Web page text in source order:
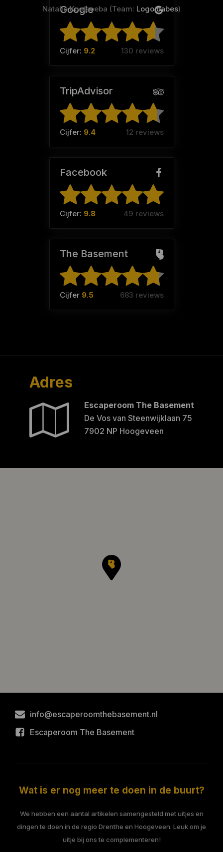
Natalie Koetsoeba (Team: Logo babes)
Google
Cijfer: 9.2 130 reviews
TripAdvisor
Cijfer: 9.4 12 reviews
Facebook
Cijfer: 9.8 49 reviews
The Basement
Cijfer 9.5 683 reviews
Adres
Escaperoom The Basement
De Vos van Steenwijklaan 75
7902 NP Hoogeveen
info@escaperoomthebasement.nl
Escaperoom The Basement
Wat is er nog meer te doen in de buurt?
We hebben een aantal artikelen samengesteld met uitjes en
dingen te doen in de regio Drenthe en Hoogeveen. Leuk om je
uitje bij ons te complementeren!